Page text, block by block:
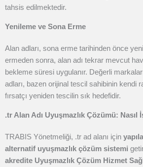
tahsis edilmektedir.
Yenileme ve Sona Erme
Alan adları, sona erme tarihinden önce
ermeden sonra, alan adı tekrar mevcut
bekleme süresi uygulanır. Değerli
adları, bazen orijinal tescil sahibinin kendi
fırsatçı yeniden tescilin sık hedefidir.
.tr Alan Adı Uyuşmazlık Çözümü: Nasıl
TRABIS Yönetmeliği, .tr ad alanı için
alternatif uyuşmazlık çözüm sistemi
akredite Uyuşmazlık Çözüm Hizmet